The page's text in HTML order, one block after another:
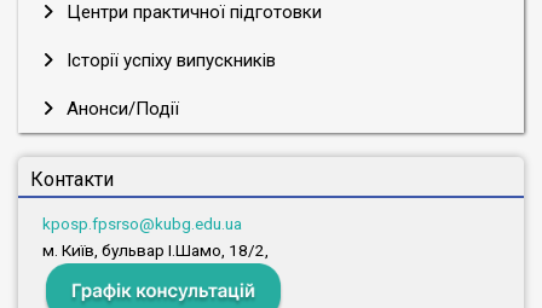
Центри практичної підготовки
Історії успіху випускників
Анонси/Події
Контакти
kposp.fpsrso@kubg.edu.ua
м. Київ, бульвар І.Шамо, 18/2,